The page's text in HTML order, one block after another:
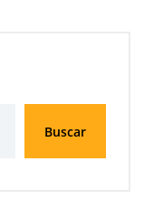
Buscar